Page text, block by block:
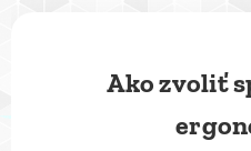
📏 Ako zvoliť